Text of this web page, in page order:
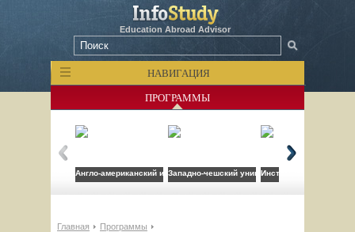
Education Abroad Advisor
НАВИГАЦИЯ
ПРОГРАММЫ
Англо-американский институтЗападно-чешский университет
Институт
Главная Программы